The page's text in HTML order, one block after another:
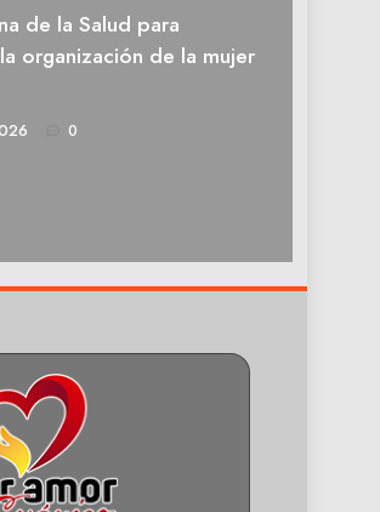
de la Salud para
organización de la mujer
0